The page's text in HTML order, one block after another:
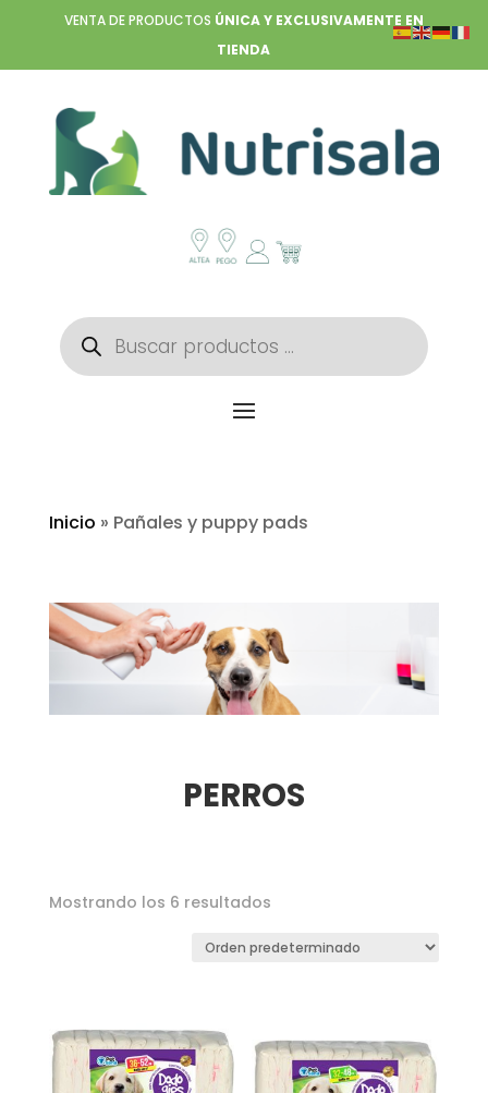
VENTA DE PRODUCTOS ÚNICA Y EXCLUSIVAMENTE EN
TIENDA
Búsqueda
de
productos
Inicio » Pañales y puppy pads
PERROS
Mostrando los 6 resultados